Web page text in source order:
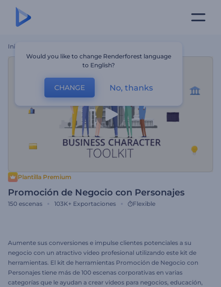
Inicio
Plantilla Premium
Promoción de Negocio con Personajes
150 escenas 103K+ Exportaciones Flexible
Aumente sus conversiones e impulse clientes potenciales a su
negocio con un atractivo video profesional utilizando este kit de
herramientas. El kit de herramientas Promoción de Negocio con
Personajes tiene más de 100 escenas corporativas en varias
categorías que le ayudan a crear videos para negocios, educación,
Would you like to change Renderforest language
to English?
CHANGE No, thanks